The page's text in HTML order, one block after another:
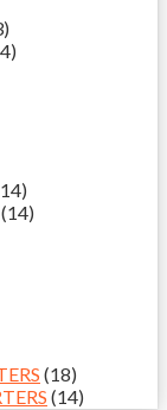
(14)
(18)
(14)